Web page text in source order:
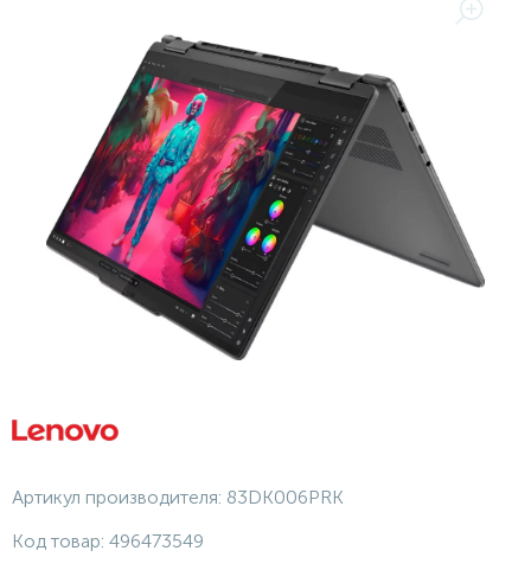
Артикул производителя: 83DK006PRK
Код товар: 496473549